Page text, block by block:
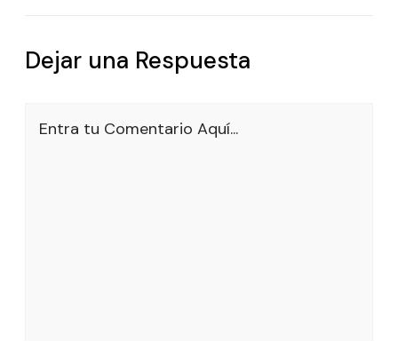
Dejar una Respuesta
Entra tu Comentario Aquí...